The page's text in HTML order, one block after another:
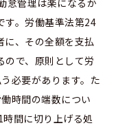
怠管理は楽になるか
す。労働基準法第24
に、その全額を支払
ので、原則として労
必要があります。た
時間の端数につい
間に切り上げる処